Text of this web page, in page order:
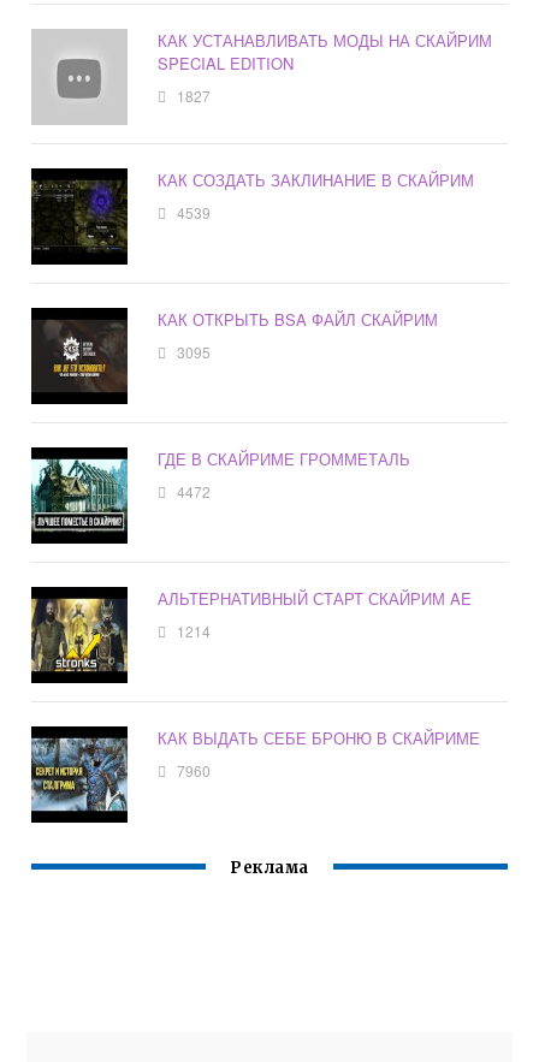
КАК УСТАНАВЛИВАТЬ МОДЫ НА СКАЙРИМ
SPECIAL EDITION
1827
КАК СОЗДАТЬ ЗАКЛИНАНИЕ В СКАЙРИМ
4539
КАК ОТКРЫТЬ BSA ФАЙЛ СКАЙРИМ
3095
ГДЕ В СКАЙРИМЕ ГРОММЕТАЛЬ
4472
АЛЬТЕРНАТИВНЫЙ СТАРТ СКАЙРИМ AE
1214
КАК ВЫДАТЬ СЕБЕ БРОНЮ В СКАЙРИМЕ
7960
Реклама